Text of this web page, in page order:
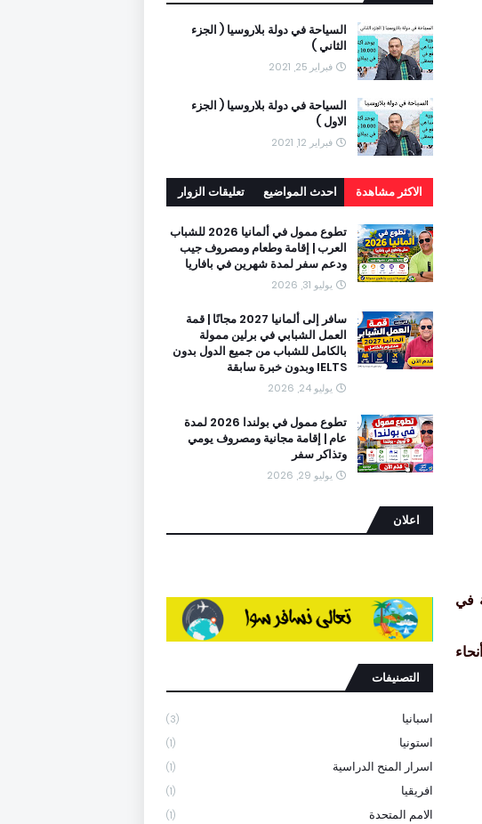
لعام 2025 للدراسة في
السياحة في دولة بلاروسيا ( الجزء
الثاني )
فبراير 25, 2021
السياحة في دولة بلاروسيا ( الجزء
الاول )
فبراير 12, 2021
الاكثر مشاهدة احدث المواضيع تعليقات الزوار
تطوع ممول في ألمانيا 2026 للشباب
العرب | إقامة وطعام ومصروف جيب
ودعم سفر لمدة شهرين في بافاريا
يوليو 31, 2026
سافر إلى ألمانيا 2027 مجانًا | قمة
العمل الشبابي في برلين ممولة
بالكامل للشباب من جميع الدول بدون
IELTS وبدون خبرة سابقة
يوليو 24, 2026
تطوع ممول في بولندا 2026 لمدة
عام | إقامة مجانية ومصروف يومي
وتذاكر سفر
يوليو 29, 2026
اعلان
التصنيفات
اسبانيا (3)
استونيا (1)
اسرار المنح الدراسية (1)
افريقيا (1)
الامم المتحدة (1)